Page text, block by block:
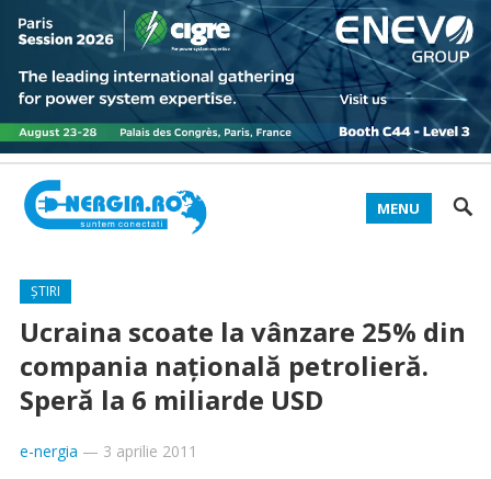
MENU
ȘTIRI
Ucraina scoate la vânzare 25% din
compania națională petrolieră.
Speră la 6 miliarde USD
e-nergia — 3 aprilie 2011